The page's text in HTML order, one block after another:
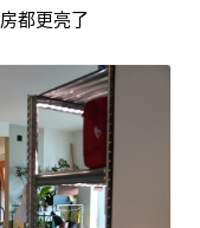
都更亮了